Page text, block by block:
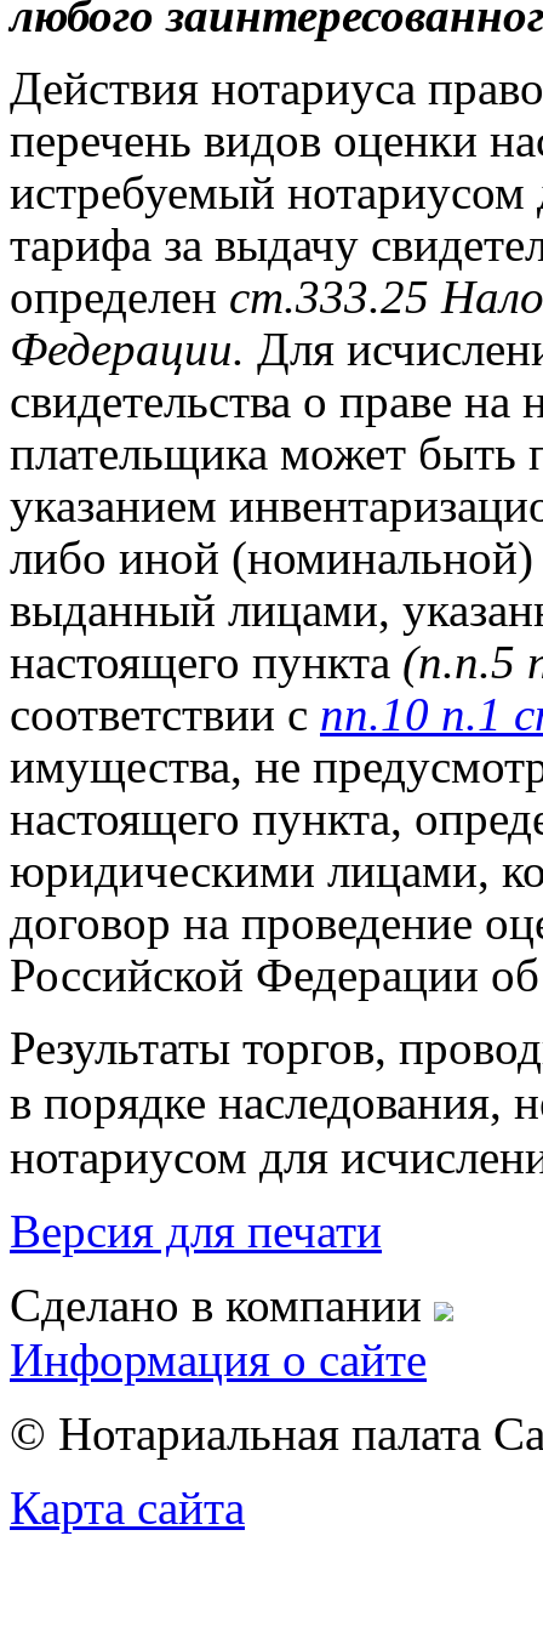
любого
Действия нотариуса
перечень видов оценки
истребуемый нотариусом
тарифа за выдачу
определен ст.333.25
Федерации. Для
свидетельства о праве на
плательщика может быть
указанием
либо иной
выданный лицами,
настоящего пункта (п.п.5
соответствии с пп.10 п.1
имущества, не
настоящего пункта,
юридическими лицами,
договор на проведение
Российской Федерации
Результаты торгов,
в порядке наследования,
нотариусом для
Версия для печати
Сделано в компании
Информация о сайте
© Нотариальная палата
Карта сайта